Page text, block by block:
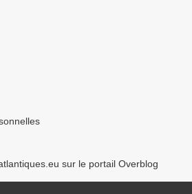
sur le portail Overblog